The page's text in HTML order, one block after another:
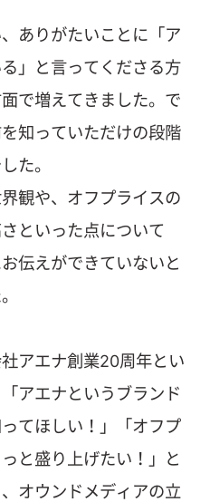
ありがたいことに「ア
」と言ってくださる方
で増えてきました。で
知っていただけの段階
た。
観や、オフプライスの
といった点について
伝えができていないと
アエナ創業20周年とい
アエナというブランド
てほしい！」「オフプ
と盛り上げたい！」と
オウンドメディアの立